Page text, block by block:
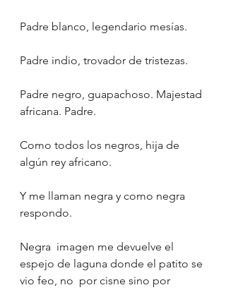
Padre blanco, legendario mesías.
Padre indio, trovador de tristezas.
Padre negro, guapachoso. Majestad
africana. Padre.
Como todos los negros, hija de
algún rey africano.
Y me llaman negra y como negra
respondo.
Negra  imagen me devuelve el
espejo de laguna donde el patito se
vio feo, no  por cisne sino por